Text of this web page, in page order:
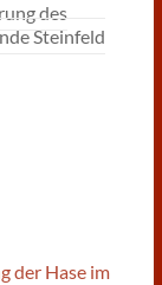
des
Steinfeld
der Hase im